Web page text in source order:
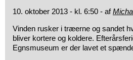
10. oktober 2013 - kl. 6:50 - af
Vinden rusker i træerne og sandet
bliver kortere og koldere.
Egnsmuseum er der lavet et